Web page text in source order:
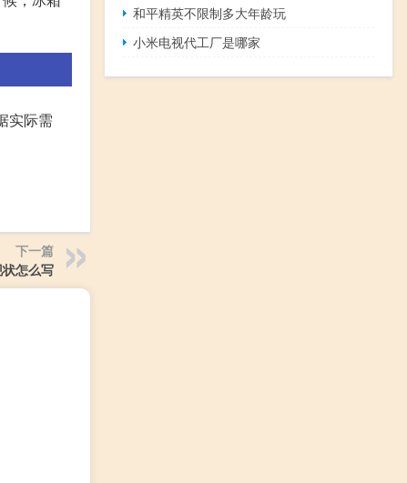
实际需
下一篇
怎么写
和平精英不限制多大年龄玩
小米电视代工厂是哪家